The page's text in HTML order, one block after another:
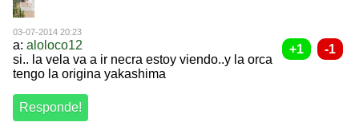
03-07-2014 20:23
a: aloloco12
si.. la vela va a ir necra estoy viendo..y la orca
tengo la origina yakashima